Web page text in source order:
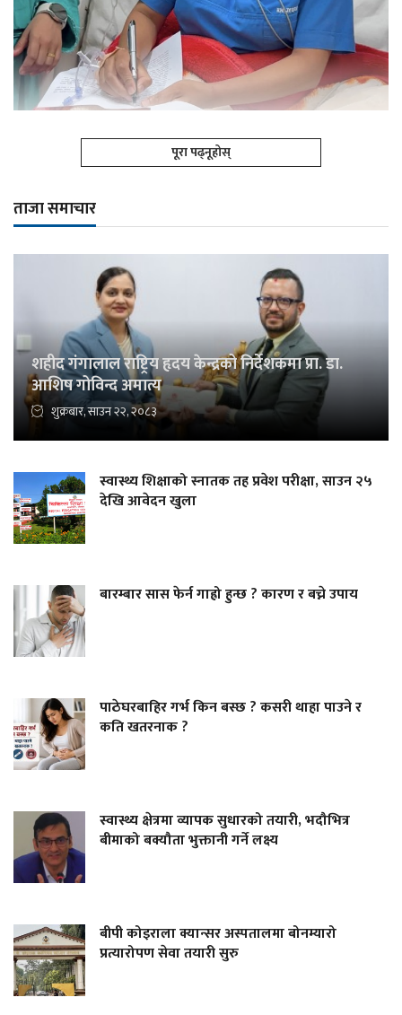
पूरा पढ्नूहोस्
ताजा समाचार
शहीद गंगालाल राष्ट्रिय हृदय केन्द्रको निर्देशकमा प्रा. डा.
आशिष गोविन्द अमात्य
शुक्रबार, साउन २२, २०८३
स्वास्थ्य शिक्षाको स्नातक तह प्रवेश परीक्षा, साउन २५
देखि आवेदन खुला
बारम्बार सास फेर्न गाह्रो हुन्छ ? कारण र बच्ने उपाय
पाठेघरबाहिर गर्भ किन बस्छ ? कसरी थाहा पाउने र
कति खतरनाक ?
स्वास्थ्य क्षेत्रमा व्यापक सुधारको तयारी, भदौभित्र
बीमाको बक्यौता भुक्तानी गर्ने लक्ष्य
बीपी कोइराला क्यान्सर अस्पतालमा बोनम्यारो
प्रत्यारोपण सेवा तयारी सुरु